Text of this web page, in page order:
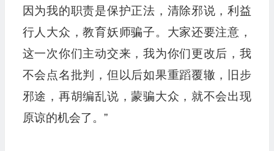
因为我的职责是保护正法，清除邪说，利益
行人大众，教育妖师骗子。大家还要注意，
这一次你们主动交来，我为你们更改后，我
不会点名批判，但以后如果重蹈覆辙，旧步
邪途，再胡编乱说，蒙骗大众，就不会出现
原谅的机会了。”